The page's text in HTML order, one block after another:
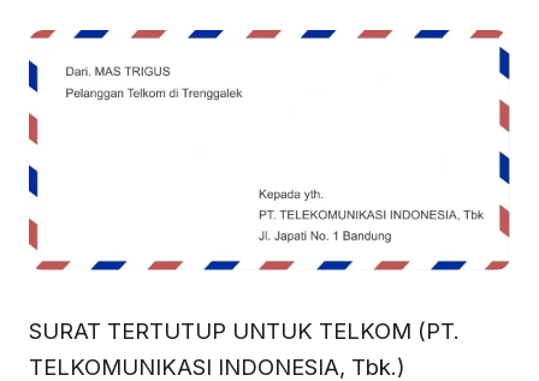
SURAT TERTUTUP UNTUK TELKOM (PT.
TELKOMUNIKASI INDONESIA, Tbk.)